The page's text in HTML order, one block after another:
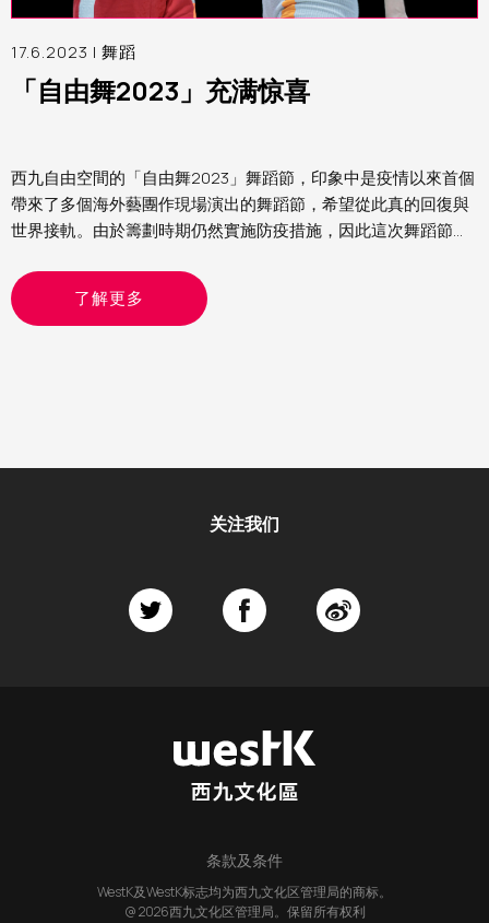
17.6.2023 | 舞蹈
「自由舞2023」充满惊喜
西九自由空間的「自由舞2023」舞蹈節，印象中是疫情以來首個
帶來了多個海外藝團作現場演出的舞蹈節，希望從此真的回復與
世界接軌。由於籌劃時期仍然實施防疫措施，因此這次舞蹈節的
《女俠傳奇》、比利時的《沒有最壞》及以色列的《異想客
廳》，各有特色，頗有驚喜
了解更多
关注我们
条款及条件
WestK及WestK标志均为西九文化区管理局的商标。
@ 2026西九文化区管理局。保留所有权利